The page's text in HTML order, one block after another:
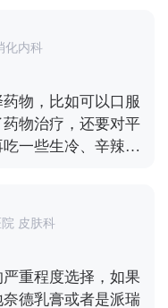
病情选择适宜的治
时，患者切勿私自
咨询相关的医生，
治疗方案，进行专
得到控制。
化内科
物，比如可以口服
物治疗，还要对平
一些生冷、辛辣的
多的话，不要吃过
腻的食物也不要
味太重会刺激胃酸
舒适。平时饮食中
以保护胃粘膜。患
饮暴食，应少吃多
皮肤科
重程度选择，如果
德乳膏或者是派瑞